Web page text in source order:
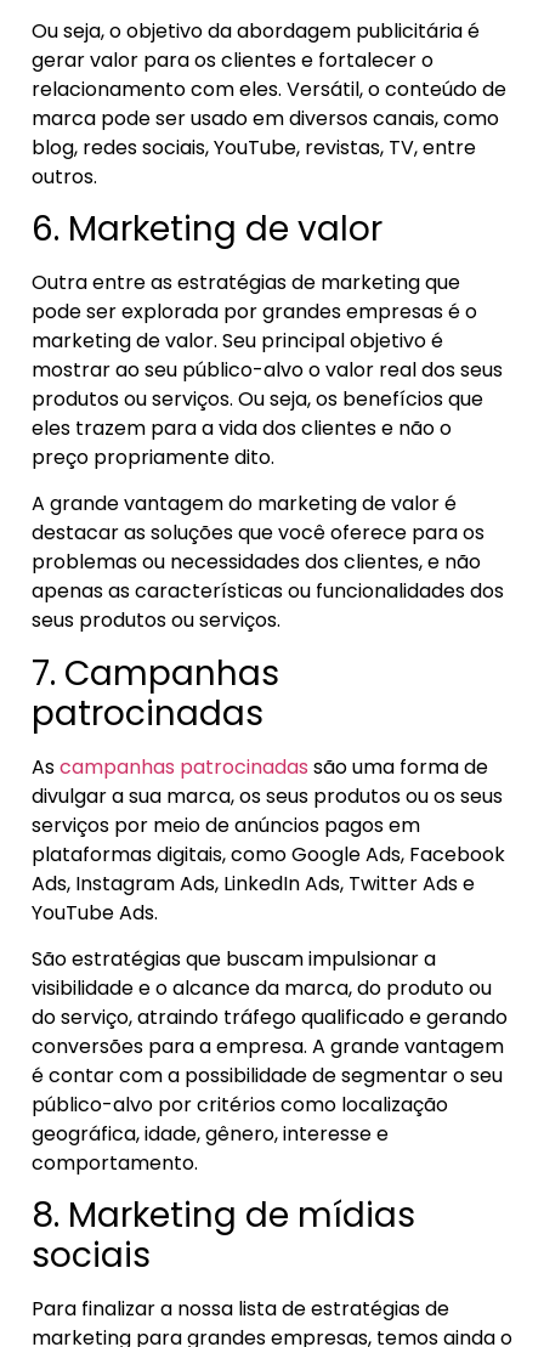
Ou seja, o objetivo da abordagem publicitária é
gerar valor para os clientes e fortalecer o
relacionamento com eles. Versátil, o conteúdo de
marca pode ser usado em diversos canais, como
blog, redes sociais, YouTube, revistas, TV, entre
outros.
6. Marketing de valor
Outra entre as estratégias de marketing que
pode ser explorada por grandes empresas é o
marketing de valor. Seu principal objetivo é
mostrar ao seu público-alvo o valor real dos seus
produtos ou serviços. Ou seja, os benefícios que
eles trazem para a vida dos clientes e não o
preço propriamente dito.
A grande vantagem do marketing de valor é
destacar as soluções que você oferece para os
problemas ou necessidades dos clientes, e não
apenas as características ou funcionalidades dos
seus produtos ou serviços.
7. Campanhas
patrocinadas
Ascampanhas patrocinadas são uma forma de
divulgar a sua marca, os seus produtos ou os seus
serviços por meio de anúncios pagos em
plataformas digitais, como Google Ads, Facebook
Ads, Instagram Ads, LinkedIn Ads, Twitter Ads e
YouTube Ads.
São estratégias que buscam impulsionar a
visibilidade e o alcance da marca, do produto ou
do serviço, atraindo tráfego qualificado e gerando
conversões para a empresa. A grande vantagem
é contar com a possibilidade de segmentar o seu
público-alvo por critérios como localização
geográfica, idade, gênero, interesse e
comportamento.
8. Marketing de mídias
sociais
Para finalizar a nossa lista de estratégias de
marketing para grandes empresas, temos ainda o